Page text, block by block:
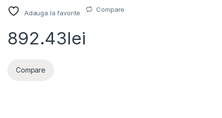
Adauga la favorite Compare
892.43lei
Compare